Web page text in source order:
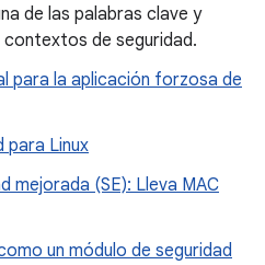
de las palabras clave y
de seguridad.
para la aplicación forzosa de
para Linux
mejorada (SE): Lleva MAC
un módulo de seguridad